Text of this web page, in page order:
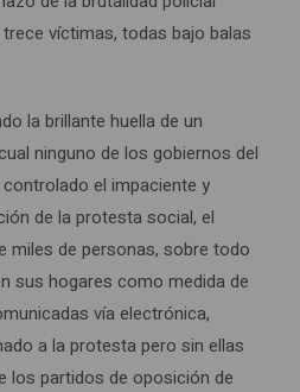
víctimas, todas bajo balas
la brillante huella de un
ninguno de los gobiernos del
el impaciente y
de la protesta social, el
miles de personas, sobre todo
sus hogares como medida de
vía electrónica,
a la protesta pero sin ellas
los partidos de oposición de